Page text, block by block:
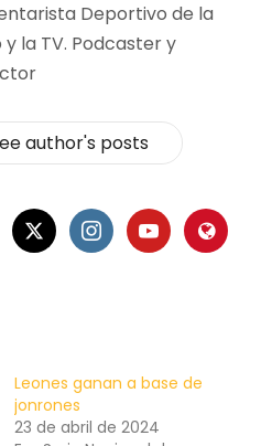
Deportivo de la
y la TV. Podcaster y
author's posts
Leones ganan a base de
jonrones
23 de abril de 2024